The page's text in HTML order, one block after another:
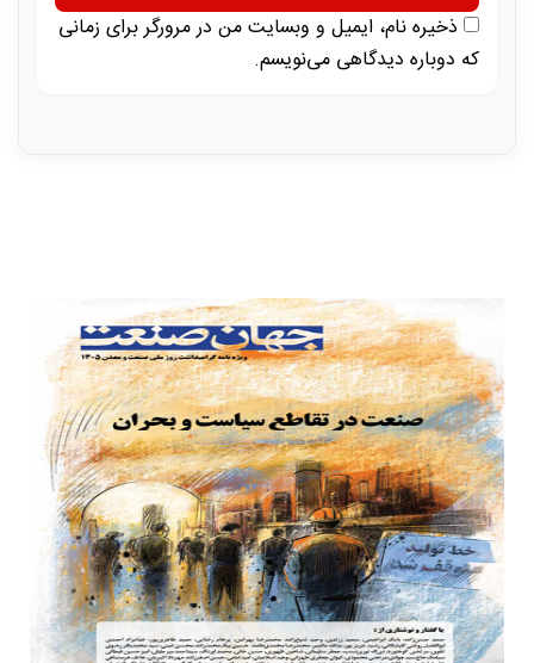
ذخیره نام، ایمیل و وبسایت من در مرورگر برای زمانی
که دوباره دیدگاهی می‌نویسم.